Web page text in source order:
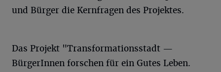
und Bürger die Kernfragen des Projektes.
Das Projekt "Transformationsstadt —
BürgerInnen forschen für ein Gutes Leben.